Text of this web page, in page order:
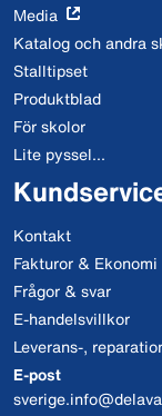
Media
Katalog och andra
Stalltipset
Produktblad
För skolor
Lite pyssel...
Kontakt
Fakturor & Ekonomi
Frågor & svar
E-handelsvillkor
Leverans-,
E-post